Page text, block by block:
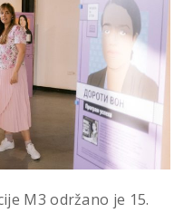
M3 održano je 15.